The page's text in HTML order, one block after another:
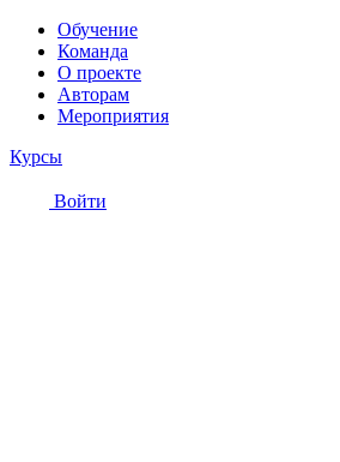
Обучение
Команда
О проекте
Авторам
Мероприятия
Курсы
Войти